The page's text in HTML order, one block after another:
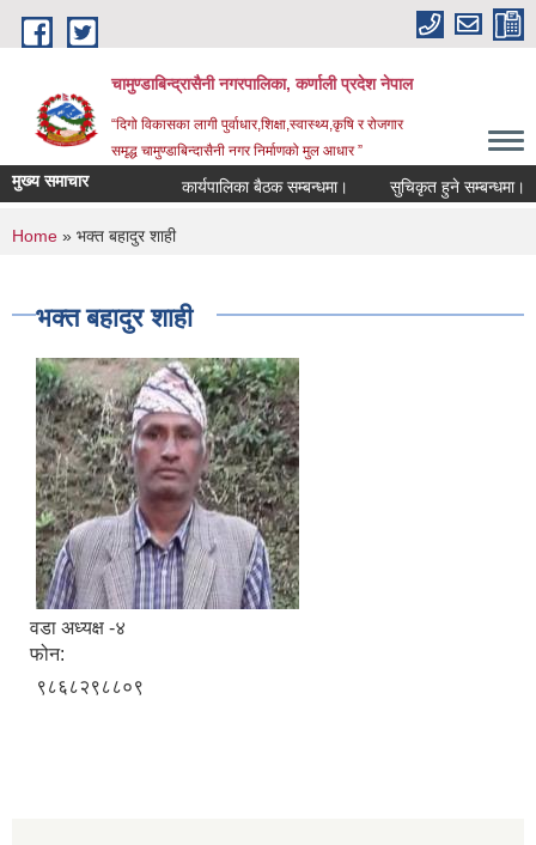
Skip to main content
चामुण्डाबिन्द्रासैनी नगरपालिका, कर्णाली प्रदेश नेपाल
“दिगो विकासका लागी पुर्वाधार,शिक्षा,स्वास्थ्य,कृषि र रोजगार
समृद्ध चामुण्डाबिन्दासैनी नगर निर्माणको मुल आधार ”
मुख्य समाचार कार्यपालिका बैठक सम्बन्धमा। सुचिकृत हुने सम्बन्धमा।
You are here
Home » भक्त बहादुर शाही
भक्त बहादुर शाही
वडा अध्यक्ष -४
फोन:
९८६८२९८८०९